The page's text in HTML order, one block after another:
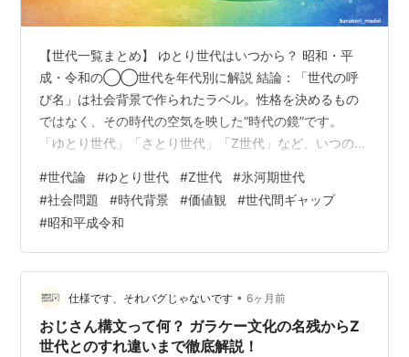
【世代一覧まとめ】 ゆとり世代はいつから？ 昭和・平
成・令和の◯◯世代を年代別に解説 結論：「世代の呼
び名」は社会背景で作られたラベル。性格を決めるもの
ではなく、その時代の空気を映した“時代の鏡”です。
「ゆとり世代」「さとり世代」「Z世代」など、いつの間
から世代分類は存在していました。 このブログでは、年
代別の世代名称・言われ始めた時期・背景理由を一覧で
分かりやすく解説します。社会背景も理解できるので、
一目置かれる知識になります。 ■ 年代別「◯◯世代」
一覧表 世代名 生年目安 言われ始めた時期 背景・理由 団
塊の世代 1947〜49年 19…
#世代論 #ゆとり世代 #Z世代 #氷河期世代
#社会問題 #時代背景 #価値観 #世代間ギャップ
#昭和平成令和
仕様です、それバグじゃないです • 6ヶ月前
おじさん構文って何？ ガラケー文化の名残からZ
世代とのすれ違いまで徹底解説！